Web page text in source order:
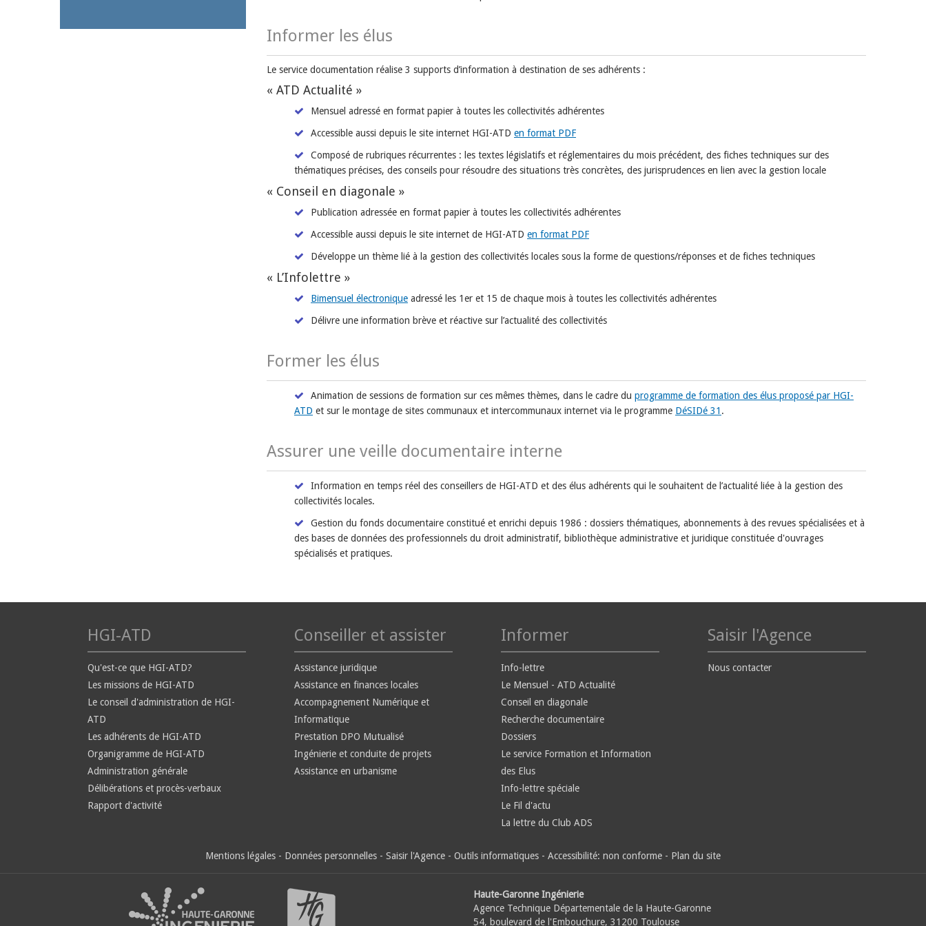
Informer les élus
Le service documentation réalise 3 supports d’information à destination de ses adhérents :
« ATD Actualité »
Mensuel adressé en format papier à toutes les collectivités adhérentes
Accessible aussi depuis le site internet HGI-ATD en format PDF
Composé de rubriques récurrentes : les textes législatifs et réglementaires du mois précédent, des fiches techniques sur des
thématiques précises, des conseils pour résoudre des situations très concrètes, des jurisprudences en lien avec la gestion locale
« Conseil en diagonale »
Publication adressée en format papier à toutes les collectivités adhérentes
Accessible aussi depuis le site internet de HGI-ATD en format PDF
Développe un thème lié à la gestion des collectivités locales sous la forme de questions/réponses et de fiches techniques
« L’Infolettre »
Bimensuel électronique adressé les 1er et 15 de chaque mois à toutes les collectivités adhérentes
Délivre une information brève et réactive sur l’actualité des collectivités
Former les élus
Animation de sessions de formation sur ces mêmes thèmes, dans le cadre du programme de formation des élus proposé par HGI-
ATD et sur le montage de sites communaux et intercommunaux internet via le programme DéSIDé 31 .
Assurer une veille documentaire interne
Information en temps réel des conseillers de HGI-ATD et des élus adhérents qui le souhaitent de l’actualité liée à la gestion des
collectivités locales.
Gestion du fonds documentaire constitué et enrichi depuis 1986 : dossiers thématiques, abonnements à des revues spécialisées et à
des bases de données des professionnels du droit administratif, bibliothèque administrative et juridique constituée d'ouvrages
spécialisés et pratiques.
HGI-ATD
Qu'est-ce que HGI-ATD?
Les missions de HGI-ATD
Le conseil d'administration de HGI-
ATD
Les adhérents de HGI-ATD
Organigramme de HGI-ATD
Administration générale
Délibérations et procès-verbaux
Rapport d'activité
Conseiller et assister
Assistance juridique
Assistance en finances locales
Accompagnement Numérique et
Informatique
Prestation DPO Mutualisé
Ingénierie et conduite de projets
Assistance en urbanisme
Informer
Info-lettre
Le Mensuel - ATD Actualité
Conseil en diagonale
Recherche documentaire
Dossiers
Le service Formation et Information
des Elus
Info-lettre spéciale
Le Fil d'actu
La lettre du Club ADS
Saisir l'Agence
Nous contacter
Mentions légales - Données personnelles - Saisir l'Agence - Outils informatiques - Accessibilité: non conforme - Plan du site
Haute-Garonne Ingénierie
Agence Technique Départementale de la Haute-Garonne
54, boulevard de l'Embouchure, 31200 Toulouse